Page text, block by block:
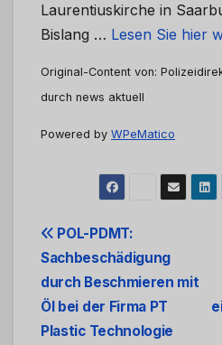
Laurentiuskirche in
Bislang … Lesen Sie hier
Original-Content von:
durch news aktuell
Powered by WPeMatico
Beitrags-
Navigation
POL-PDMT:
Sachbeschädigung
durch Beschmieren mit
Öl bei der Firma PT
Plastic Technologie